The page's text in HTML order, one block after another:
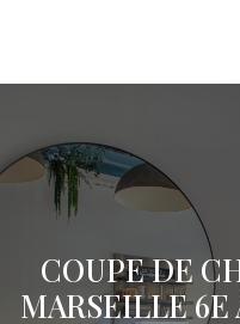
COUPE DE
MARSEILLE